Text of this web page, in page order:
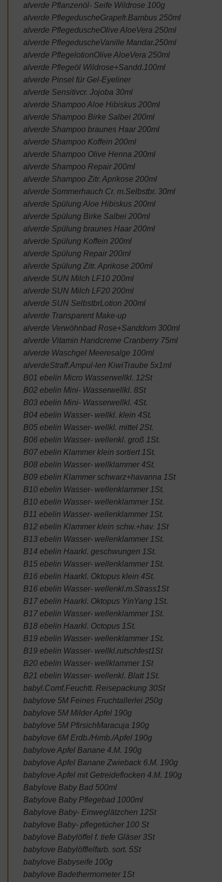
alverde Pflanzenöl- Seife Wildrose 100g
alverde PflegeduscheGrapefr.Bambus 250ml
alverde PflegeduscheOlive AloeVera 250ml
alverde PflegeduscheVanille Mandar.250ml
alverde PflegelotionOlive AloeVera 250ml
alverde Pflegeöl Wildrose+Sandd.100ml
alverde Pinsel für Gel-Eyeliner
alverde Sensitivcr. Jojoba 30ml
alverde Shampoo Aloe Hibiskus 200ml
alverde Shampoo Birke Salbei 200ml
alverde Shampoo braunes Haar 200ml
alverde Shampoo Koffein 200ml
alverde Shampoo Olive Henna 200ml
alverde Shampoo Repair 200ml
alverde Shampoo Zitr. Aprikose 200ml
alverde Sommerhauch Cr. m.Selbstbr. 30ml
alverde Spülung Aloe Hibiskus 200ml
alverde Spülung Birke Salbei 200ml
alverde Spülung braunes Haar 200ml
alverde Spülung Koffein 200ml
alverde Spülung Repair 200ml
alverde Spülung Zitr. Aprikose 200ml
alverde SUN Milch LF10 200ml
alverde SUN Milch LF20 200ml
alverde SUN SelbstbrLotion 200ml
alverde Transparent Make-up
alverde Verwöhnbad Rose+Sanddorn 300ml
alverde Vitamin Handcreme Cranberry 75ml
alverde Waschgel Meeresalge 100ml
alverdeStraff.Ampul-len KiwiTraube 5x1ml
B01 ebelin Micro Wasserwellkl. 12St
B02 ebelin Mini- Wasserwellkl. 8St
B03 ebelin Mini- Wasserwellkl. 4St.
B04 ebelin Wasser- wellkl. klein 4St.
B05 ebelin Wasser- wellkl. mittel 2St.
B06 ebelin Wasser- wellenkl. groß 1St.
B07 ebelin Klammer klein sortiert 1St.
B08 ebelin Wasser- wellklammer 4St.
B09 ebelin Klammer schwarz+havanna 1St
B10 ebelin Wasser- wellenklammer 1St.
B10 ebelin Wasser- wellenklammer 1St.
B11 ebelin Wasser- wellenklammer 1St.
B12 ebelin Klammer klein schw.+hav. 1St
B13 ebelin Wasser- wellenklammer 1St.
B14 ebelin Haarkl. geschwungen 1St.
B15 ebelin Wasser- wellenklammer 1St.
B16 ebelin Haarkl. Oktopus klein 4St.
B16 ebelin Wasser- wellenkl.m.Strass1St
B17 ebelin Haarkl. Oktopus YinYang 1St.
B17 ebelin Wasser- wellenklammer 1St.
B18 ebelin Haarkl. Octopus 1St.
B19 ebelin Wasser- wellenklammer 1St.
B19 ebelin Wasser- wellkl.rutschfest1St
B20 ebelin Wasser- wellklammer 1St
B21 ebelin Wasser- wellenkl. Blatt 1St.
babyl.Comf.Feuchtt. Reisepackung 30St
babylove 5M Feines Fruchtallerlei 250g
babylove 5M Milder Apfel 190g
babylove 5M PfirsichMaracuja 190g
babylove 6M Erdb./Himb./Apfel 190g
babylove Apfel Banane 4.M. 190g
babylove Apfel Banane Zwieback 6.M. 190g
babylove Apfel mit Getreideflocken 4.M. 190g
Babylove Baby Bad 500ml
Babylove Baby Pflegebad 1000ml
Babylove Baby- Einweglätzchen 12St
babylove Baby- pflegetücher 100 St
babylove Babylöffel f. tiefe Gläser 3St
babylove Babylöfflelfarb. sort. 5St
babylove Babyseife 100g
babylove Badethermometer 1St